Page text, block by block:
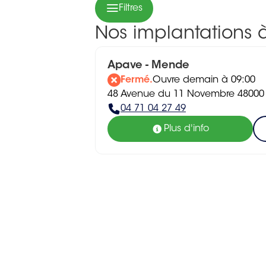
Filtres
Nos implantations
Apave - Mende
Fermé.Ouvre demain à 09:00
48 Avenue du 11 Novembre
04 71 04 27 49
Plus d'info